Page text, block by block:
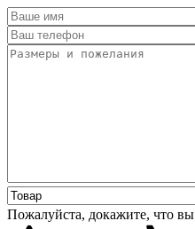
Пожалуйста, докажите, что